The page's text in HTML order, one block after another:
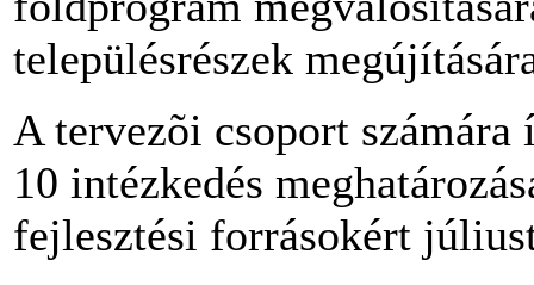
településrészek
A tervezõi csoport
10 intézkedés
fejlesztési forrásokért